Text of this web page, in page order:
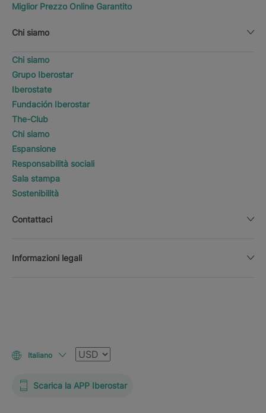
Miglior Prezzo Online Garantito
Chi siamo
Chi siamo
Grupo Iberostar
Iberostate
Fundación Iberostar
The-Club
Chi siamo
Espansione
Responsabilità sociali
Sala stampa
Sostenibilità
Contattaci
Informazioni legali
Italiano Valuta
Scarica la APP Iberostar